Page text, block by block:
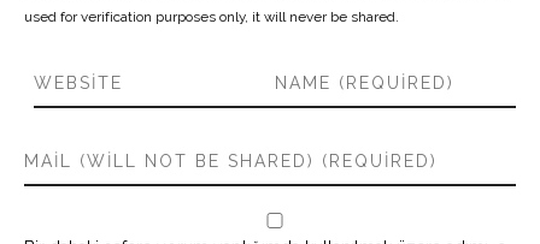
used for verification purposes only, it will never be shared.